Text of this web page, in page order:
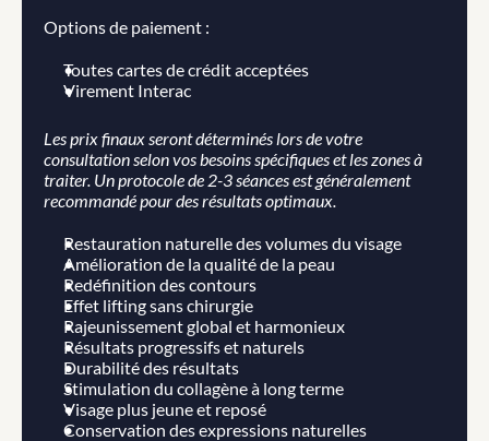
Options de paiement :
Toutes cartes de crédit acceptées
Virement Interac
Les prix finaux seront déterminés lors de votre
consultation selon vos besoins spécifiques et les zones à
traiter. Un protocole de 2-3 séances est généralement
recommandé pour des résultats optimaux.
Restauration naturelle des volumes du visage
Amélioration de la qualité de la peau
Redéfinition des contours
Effet lifting sans chirurgie
Rajeunissement global et harmonieux
Résultats progressifs et naturels
Durabilité des résultats
Stimulation du collagène à long terme
Visage plus jeune et reposé
Conservation des expressions naturelles